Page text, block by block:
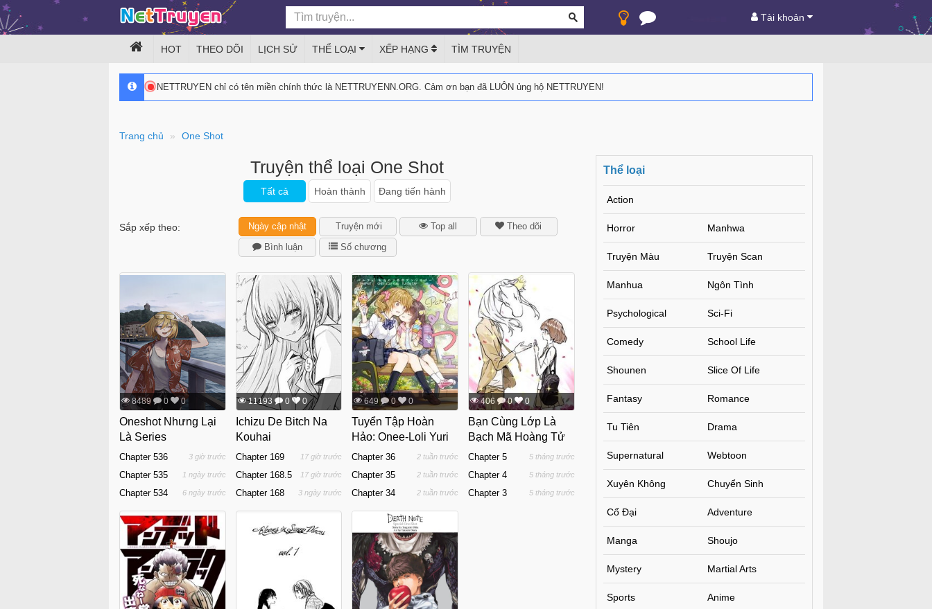
Tài khoản
HOT THEO DÕI LỊCH SỬ THỂ LOẠI XẾP HẠNG TÌM TRUYỆN
NETTRUYEN chỉ có tên miền chính thức là NETTRUYENN.ORG. Cảm ơn bạn đã LUÔN ủng hộ NETTRUYEN!
Trang chủ One Shot
Truyện thể loại One Shot
Tất cả Hoàn thành Đang tiến hành
Sắp xếp theo: Ngày cập nhật Truyện mới Top all
Theo dõi
Bình luận
Số chương
8489 0 0
Oneshot Nhưng Lại
Là Series
Chapter 536 3 giờ trước
Chapter 535 1 ngày trước
Chapter 534 6 ngày trước
11193 0 0
Ichizu De Bitch Na
Kouhai
Chapter 169 17 giờ trước
Chapter 168.5 17 giờ trước
Chapter 168 3 ngày trước
649 0 0
Tuyển Tập Hoàn
Hảo: Onee-Loli Yuri
Chapter 36 2 tuần trước
Chapter 35 2 tuần trước
Chapter 34 2 tuần trước
406 0 0
Bạn Cùng Lớp Là
Bạch Mã Hoàng Tử
Chapter 5 5 tháng trước
Chapter 4 5 tháng trước
Chapter 3 5 tháng trước
Thể loại
Action
Horror Manhwa
Truyện Màu Truyện Scan
Manhua Ngôn Tình
Psychological Sci-Fi
Comedy School Life
Shounen Slice Of Life
Fantasy Romance
Tu Tiên Drama
Supernatural Webtoon
Xuyên Không Chuyển Sinh
Cổ Đại Adventure
Manga Shoujo
Mystery Martial Arts
Sports Anime